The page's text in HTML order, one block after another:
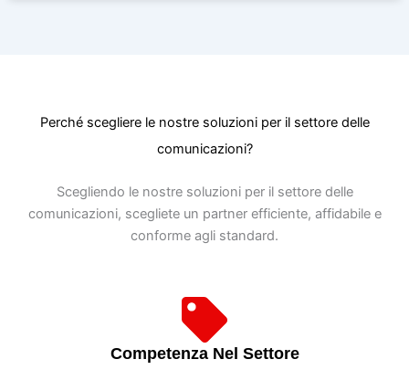
Perché scegliere le nostre soluzioni per il settore delle
comunicazioni?
Scegliendo le nostre soluzioni per il settore delle
comunicazioni, scegliete un partner efficiente, affidabile e
conforme agli standard.
Competenza Nel Settore